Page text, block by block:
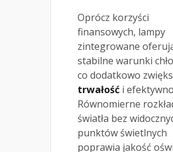
Oprócz korzyści
finansowych, lampy
zintegrowane
stabilne warunki
co dodatkowo
trwałość i
Równomierne
światła bez
punktów świetlnych
poprawia jakość